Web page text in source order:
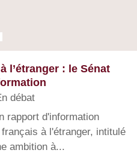
l’étranger : le Sénat
débat
rapport d'information
à l'étranger, intitulé
ambition à...